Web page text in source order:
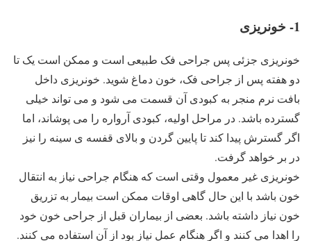
1- خونریزی
خونریزی جزئی پس جراحی فک طبیعی است و ممکن است یک تا
دو هفته پس از جراحی فک، خون دماغ شوید. خونریزی داخل
بافت نرم منجر به کبودی آن قسمت می شود و می تواند خیلی
گسترده باشد. در مراحل اولیه، کبودی آرواره را می پوشاند، اما
اگر گسترش پیدا کند تا پایین گردن و بالای قفسه ی سینه را نیز
در بر خواهد گرفت.
خونریزی غیر معمول وقتی است که هنگام جراحی نیاز به انتقال
خون باشد با این حال گاهی اوقات ممکن است بیمار به تزریق
خون نیاز داشته باشد. بعضی از بیماران قبل از جراحی خون خود
را اهدا می کنند و اگر هنگام عمل نیاز بود از آن استفاده می کنند.